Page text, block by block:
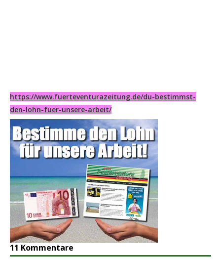
https://www.fuerteventurazeitung.de/du-bestimmst-
den-lohn-fuer-unsere-arbeit/
11 Kommentare